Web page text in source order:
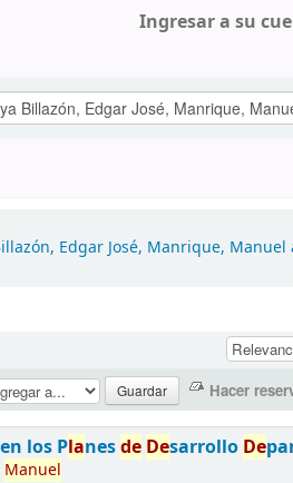
Ingresar a su
Edgar José, Manrique,
los Planesde Desarrollo De
Manuel